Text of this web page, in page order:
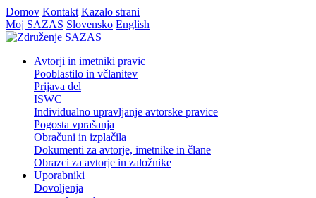
Domov Kontakt Kazalo strani
Moj SAZAS Slovensko English
Avtorji in imetniki pravic
Pooblastilo in včlanitev
Prijava del
ISWC
Individualno upravljanje avtorske pravice
Pogosta vprašanja
Obračuni in izplačila
Dokumenti za avtorje, imetnike in člane
Obrazci za avtorje in založnike
Uporabniki
Dovoljenja